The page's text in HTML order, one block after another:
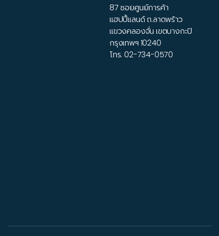
87 ซอยศูนย์การค้า
แฮปปี้แลนด์ ถ.ลาดพร้าว
แขวงคลองจั่น เขตบางกะปิ
กรุงเทพฯ 10240
โทร.02-734-0570